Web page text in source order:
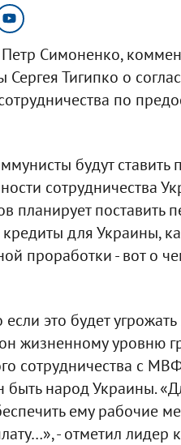
Симоненко,
Сергея Тигипко о
по
будут
планирует поставить
для Украины,
проработки - вот о
это будет
жизненному уровню
сотрудничества с
народ Украины.
ему рабочие
- отметил лидер